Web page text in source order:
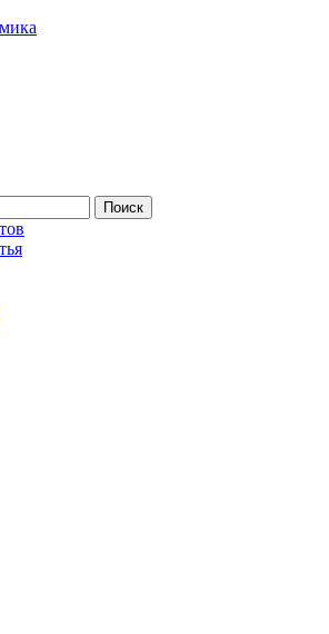
Поиск